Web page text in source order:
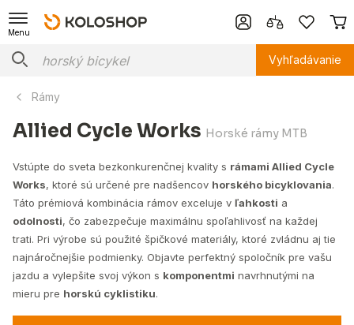
Menu
Vyhľadávanie
Rámy
Allied Cycle Works Horské rámy MTB
Vstúpte do sveta bezkonkurenčnej kvality s rámami Allied Cycle
Works, ktoré sú určené pre nadšencov horského bicyklovania.
Táto prémiová kombinácia rámov exceluje v ľahkosti a
odolnosti, čo zabezpečuje maximálnu spoľahlivosť na každej
trati. Pri výrobe sú použité špičkové materiály, ktoré zvládnu aj tie
najnáročnejšie podmienky. Objavte perfektný spoločník pre vašu
jazdu a vylepšite svoj výkon s komponentmi navrhnutými na
mieru pre horskú cyklistiku.